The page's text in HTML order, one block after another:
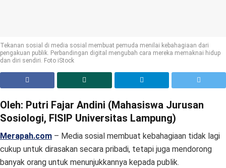
Tekanan sosial di media sosial membuat pemuda menilai kebahagiaan dari
pengakuan publik. Perbandingan digital mengubah cara mereka memaknai hidup
dan diri sendiri. Foto iStock
Oleh: Putri Fajar Andini (Mahasiswa Jurusan
Sosiologi, FISIP Universitas Lampung)
Merapah.com – Media sosial membuat kebahagiaan tidak lagi
cukup untuk dirasakan secara pribadi, tetapi juga mendorong
banyak orang untuk menunjukkannya kepada publik.